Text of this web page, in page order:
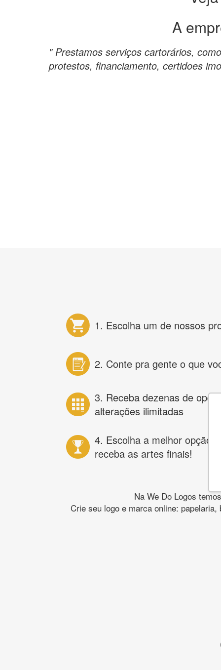
A
" Prestamos serviços cartorários,
protestos, financiamento, certidoes
1. Escolha um de nossos
2. Conte pra gente o que
3. Receba dezenas de
alterações ilimitadas
4. Escolha a melhor opção e
receba as artes finais!
Na We Do Logos
Crie seu logo e marca online: